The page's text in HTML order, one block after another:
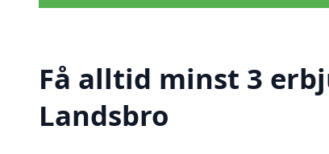
Få alltid minst 3
Landsbro